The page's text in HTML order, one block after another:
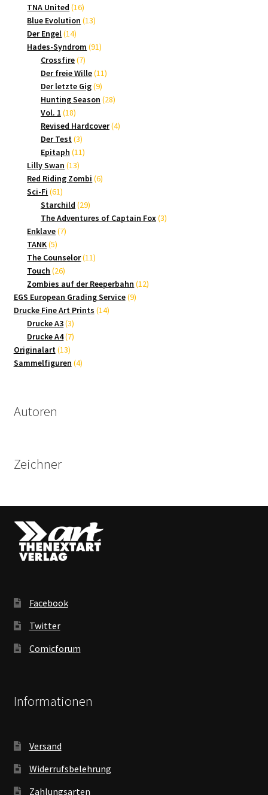
Produkte
TNA United 1616
Produkte
Blue Evolution 1313
Der Engel 1414
Produkte
Hades-Syndrom 9191
Crossfire 77
Produkte
Der freie Wille 1111
Der letzte Gig 99
Produkte
Hunting Season 2828
Vol. 1 1818
Produkte
Revised Hardcover 44
Der Test 33
Produkte
Epitaph 1111
Lilly Swan 1313
Produkte
Red Riding Zombi 66
Sci-Fi 6161
Produkte
Starchild 2929
Produkte
The Adventures of Captain Fox 33
Enklave 77
TANK 55
Produkte
The Counselor 1111
Touch 2626
Produkte
Zombies auf der Reeperbahn 1212
EGS European Grading Service 99
Drucke Fine Art Prints 1414
Drucke A3 33
Produkte
Drucke A4 77
Originalart 1313
Produkte
Sammelfiguren 44
Autoren
Zeichner
Facebook
Twitter
Comicforum
Informationen
Versand
Widerrufsbelehrung
Zahlungsarten